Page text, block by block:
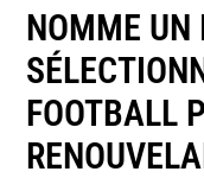
NOMME UN
FOOTBALL